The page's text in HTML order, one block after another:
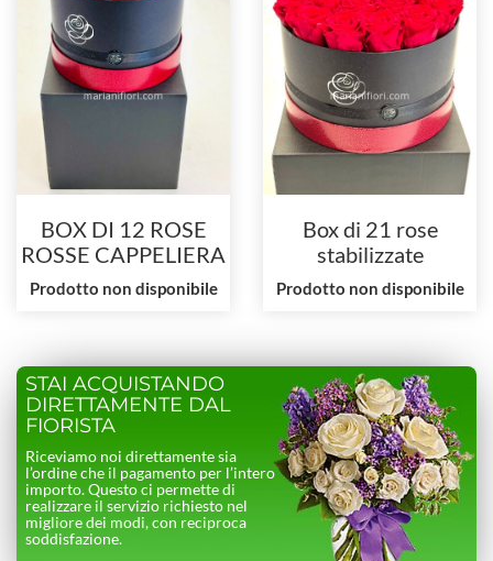
BOX DI 12 ROSE
ROSSE CAPPELIERA
ROSSA E NERA
Prodotto non disponibile
Box di 21 rose
stabilizzate
cappelliera rossa e
Prodotto non disponibile
STAI ACQUISTANDO
DIRETTAMENTE DAL
FIORISTA
Riceviamo noi direttamente sia
l’ordine che il pagamento per l’intero
importo. Questo ci permette di
realizzare il servizio richiesto nel
migliore dei modi, con reciproca
soddisfazione.